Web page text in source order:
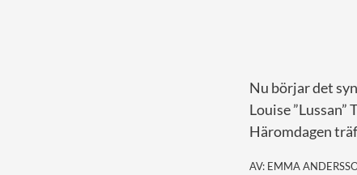
Nu börjar det
Louise
Häromdagen
AV: EMMA